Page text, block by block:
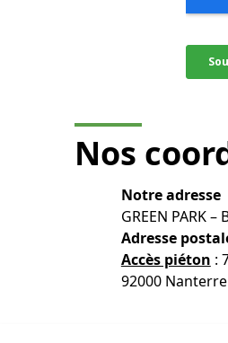
Nos
Notre adresse
GREEN PARK
Adresse
Accès piéton :
92000 Nanterre